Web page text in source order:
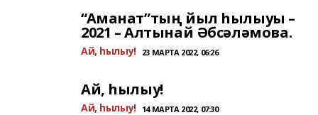
“Аманат”тың йыл һылыуы –
2021 – Алтынай Әбсәләмова.
Ай, һылыу! 23 МАРТА 2022, 06:26
Ай, һылыу!
Ай, һылыу! 14 МАРТА 2022, 07:30